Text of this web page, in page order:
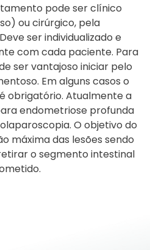
pode ser clínico
ou cirúrgico, pela
ser individualizado e
com cada paciente. Para
ser vantajoso iniciar pelo
Em alguns casos o
obrigatório. Atualmente a
endometriose profunda
O objetivo do
máxima das lesões sendo
o segmento intestinal